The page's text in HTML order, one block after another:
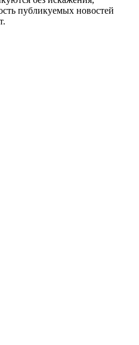
публикуемых новостей